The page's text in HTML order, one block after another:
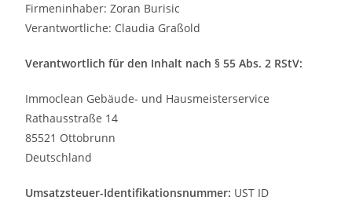
Firmeninhaber: Zoran Burisic
Verantwortliche: Claudia Graßold
Verantwortlich für den Inhalt nach § 55 Abs. 2 RStV:
Immoclean Gebäude- und Hausmeisterservice
Rathausstraße 14
85521 Ottobrunn
Deutschland
Umsatzsteuer-Identifikationsnummer: UST ID